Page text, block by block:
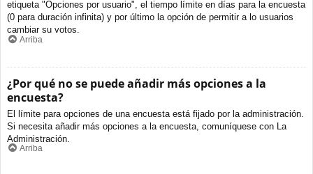
etiqueta "Opciones por usuario", el tiempo límite en días para la encuesta
(0 para duración infinita) y por último la opción de permitir a lo usuarios
cambiar su votos.
Arriba
¿Por qué no se puede añadir más opciones a la
encuesta?
El límite para opciones de una encuesta está fijado por la administración.
Si necesita añadir más opciones a la encuesta, comuníquese con La
Administración.
Arriba